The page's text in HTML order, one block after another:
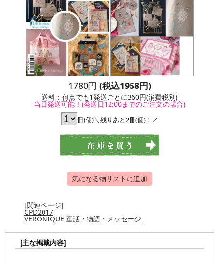
1780円 (税込1958円)
送料：何点でも1発送ごとに360円(消費税別)
当日発送可能！(発送日12:00までのご注文の場合)
冊(個)＼残りあと2冊(個)！／
気になる物リストに追加
[関連ページ]
CPD2017
VERONIQUE 童話・物語・メッセージ
[主な掲載内容]